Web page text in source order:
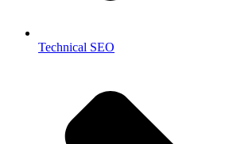
Technical SEO